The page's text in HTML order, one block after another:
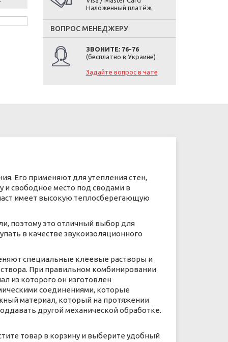
Наложенный платёж
ВОПРОС МЕНЕДЖЕРУ
ЗВОНИТЕ: 76-76
(бесплатно в Украине)
Задайте вопрос в чате
Его применяют для утепления стен,
свободное место под сводами в
имеет высокую теплосберегающую
поэтому это отличный выбор для
в качестве звукоизоляционного
специальные клеевые растворы и
При правильном комбинировании
из которого он изготовлен
соединениями, которые
материал, который на протяжении
другой механической обработке.
товар в корзину и выберите удобный